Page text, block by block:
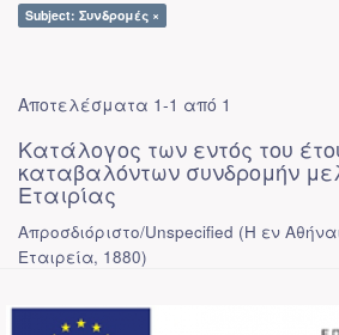
Subject: Συνδρομές ×
Αποτελέσματα 1-1 από 1
Κατάλογος των εντός του
καταβαλόντων συνδρομήν
Εταιρίας
Απροσδιόριστο/Unspecified (Η εν
Εταιρεία, 1880)